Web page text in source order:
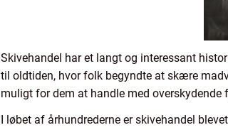
Skivehandel har et langt og interessant
til oldtiden, hvor folk begyndte at skære
muligt for dem at handle med overskydende
I løbet af århundrederne er skivehandel